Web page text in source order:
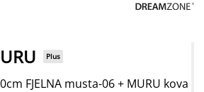
Plus
FJELNA musta-06 + MURU kova